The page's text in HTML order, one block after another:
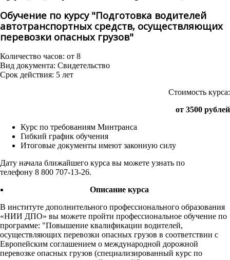
Обучение по курсу "Подготовка водителей
автотранспортных средств, осуществляющих
перевозки опасных грузов"
Количество часов: от 8
Вид документа: Свидетельство
Срок действия: 5 лет
Стоимость курса:
от 3500 рублей
Курс по требованиям Минтранса
Гибкий график обучения
Итоговые документы имеют законную силу
Дату начала ближайшего курса вы можете узнать по
телефону 8 800 707-13-26.
Описание курса
В институте дополнительного профессионального образования
«НИИ ДПО» вы можете пройти профессиональное обучение по
программе: "Повышение квалификации водителей,
осуществляющих перевозки опасных грузов в соответствии с
Европейским соглашением о международной дорожной
перевозке опасных грузов (специализированный курс по